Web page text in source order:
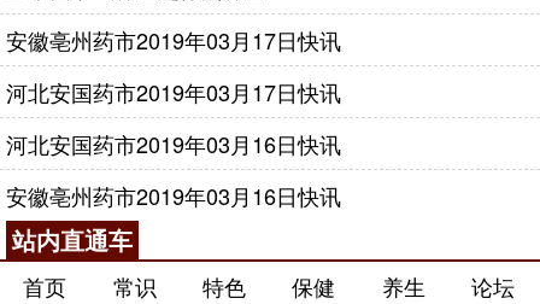
证重点实验室”和国家中医药管理局Ⅲ级实验室。近两
年各级中标项目数量和级别得到大幅提升，目前在研
的省部级以上在研科研项目130多项，包括“十一五”国
家科技支撑计划各类课题16项。研究内容涉及“人禽流
感防治新型药物和疫苗项目”、“重大疑难疾病中医防
治研究”、“中医治疗常见病研究”、“针灸诊疗方案和评
价研究”、“中医外治特色疗法和外治技术的示范研
究”、“名老中医临床经验、学术思想传承研究”、国家
中医药行业科研专项等。已获奖的各级科研项目共70
安徽亳州药市2019年03月17日快讯
河北安国药市2019年03月17日快讯
河北安国药市2019年03月16日快讯
安徽亳州药市2019年03月16日快讯
站内直通车
首页 常识 特色 保健 养生
论坛